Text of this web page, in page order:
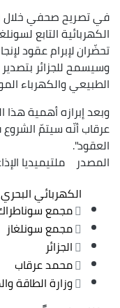
في تصريح صحفي خلال
الكهربائية التابع
تحضّران لإبرام عقود
وسيسمح للجزائر بتصدير
الطبيعي والكهرباء
وبعد إبرازه أهمية هذا
عرقاب أنّه سيتمّ الشروع
العقود".
المصدر
ملتيميديا
الكهربائي البحري
مجمع سوناطراك
مجمع سونلغاز
الجزائر
محمد عرقاب
وزارة الطاقة